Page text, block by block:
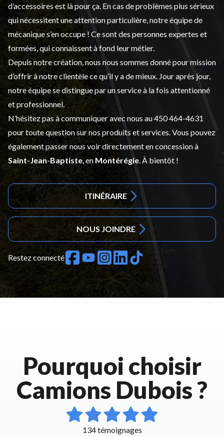
d’accessoiresest là pour ça. En cas de problèmes plus sérieux
qui nécessitent une attention particulière, notre équipe de
mécanique s’en occupe ! Ce sont des personnes expertes et
formées, qui connaissent à fond leur métier.
Depuis notre création, nous nous sommes donné pour mission
d’offrir à notre clientèle ce qu’il y a de mieux. Jour après jour,
notre équipe se distingue par un service à la fois attentionné
et professionnel.
N’hésitez pas à communiquer avec nous au450 464-4631
pour toute question sur nos produits et services. Vous pouvez
également passer nous voir directement en concession à
Saint-Jean-Baptiste , en Montérégie . À bientôt !
ITINÉRAIRE
NOUS JOINDRE
Restez connecté
Pourquoi choisir
Camions Dubois ?
134 témoignages